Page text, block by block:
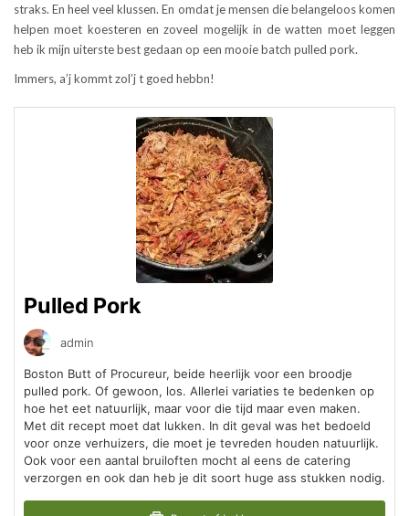
straks. En heel veel klussen. En omdat je mensen die belangeloos komen
helpen moet koesteren en zoveel mogelijk in de watten moet leggen
heb ik mijn uiterste best gedaan op een mooie batch pulled pork.
Immers, a’j kommt zol’j t goed hebbn!
Pulled Pork
admin
Boston Butt of Procureur, beide heerlijk voor een broodje
pulled pork. Of gewoon, los. Allerlei variaties te bedenken op
hoe het eet natuurlijk, maar voor die tijd maar even maken.
Met dit recept moet dat lukken. In dit geval was het bedoeld
voor onze verhuizers, die moet je tevreden houden natuurlijk.
Ook voor een aantal bruiloften mocht al eens de catering
verzorgen en ook dan heb je dit soort huge ass stukken nodig.